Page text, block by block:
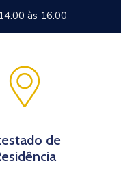
às 16:00
de